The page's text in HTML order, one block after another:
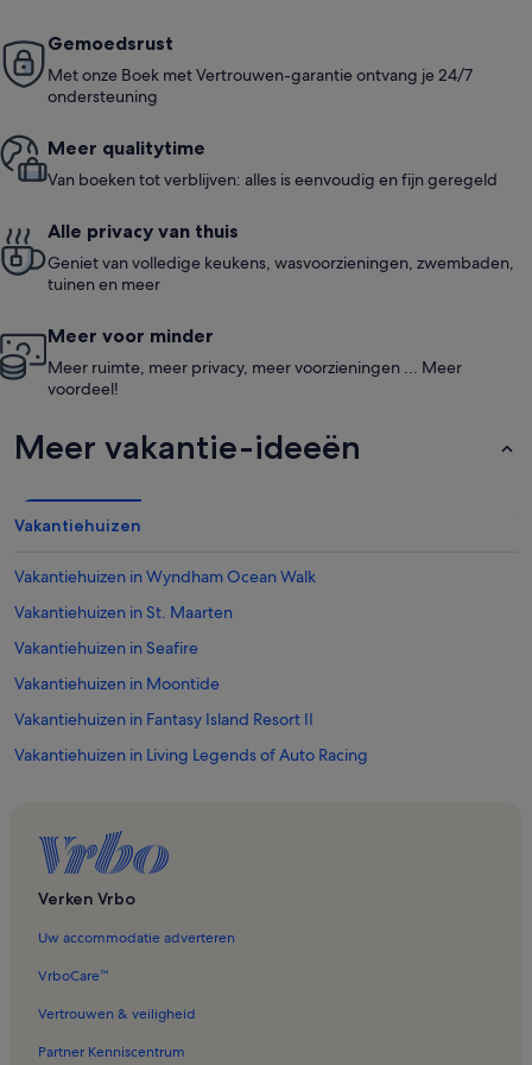
Gemoedsrust
Met onze Boek met Vertrouwen-garantie ontvang je 24/7
ondersteuning
Meer quali­ty­time
Van boeken tot verblijven: alles is eenvoudig en fijn geregeld
Alle privacy van thuis
Geniet van volledige keukens, wasvoorzieningen, zwembaden,
tuinen en meer
Meer voor minder
Meer ruimte, meer privacy, meer voorzieningen ... Meer
voordeel!
Meer vakantie-ideeën
Vakantiehuizen
Vakantiehuizen in Wyndham Ocean Walk
Vakantiehuizen in St. Maarten
Vakantiehuizen in Seafire
Vakantiehuizen in Moontide
Vakantiehuizen in Fantasy Island Resort II
Vakantiehuizen in Living Legends of Auto Racing
Vakantiehuizen in Deland Country Club
Vakantiehuizen in White Surf Condominiums
Vakantiehuizen in Canaveral National Seashore
Vakantiehuizen in Andy Romano Beachfront Park
Vakantiehuizen in Sanibel
Vakantiehuizen in Daytona Beach Racing and Card Club
Verken Vrbo
Uw accommodatie adverteren
VrboCare™
Vertrouwen & veiligheid
Partner Kenniscentrum